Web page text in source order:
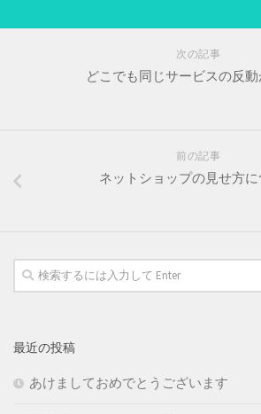
次の記事
どこでも同じサービスの反動
前の記事
ネットショップの見せ方に
最近の投稿
あけましておめでとうございます